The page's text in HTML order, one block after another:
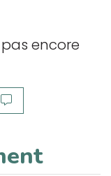
encore